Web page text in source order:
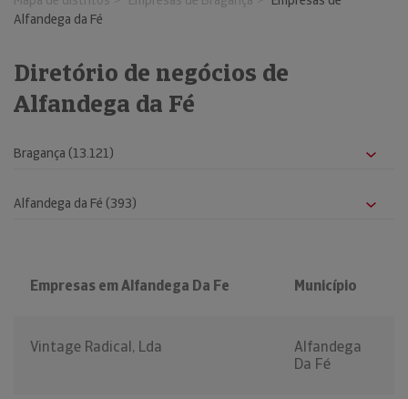
Alfandega da Fé
Diretório de negócios de
Alfandega da Fé
Empresas em Alfandega Da Fe Município
Vintage Radical, Lda
Alfandega
Da Fé